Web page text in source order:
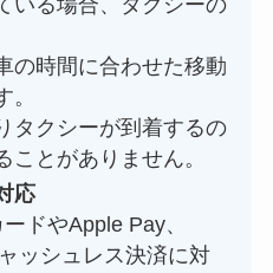
の時間に合わせた移動
タクシーが到着するの
ことがありません。
応
ドやApple Pay、
ッシュレス決済に対